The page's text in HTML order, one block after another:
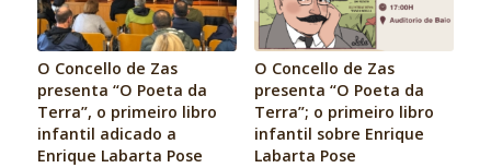
O Concello de Zas
presenta “O Poeta da
Terra”, o primeiro libro
infantil adicado a
Enrique Labarta Pose
O Concello de Zas
presenta “O Poeta da
Terra”; o primeiro libro
infantil sobre Enrique
Labarta Pose